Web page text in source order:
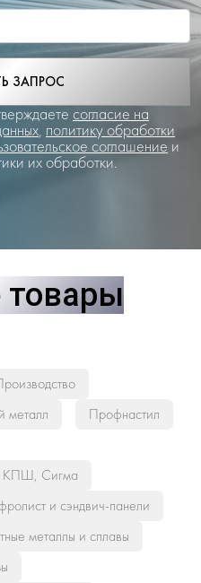
ЗАПРОС
согласие на
, политику обработки
соглашение и
их обработки.
товары
металл
Профнастил
КПШ, Сигма
и сэндвич-панели
металлы и сплавы